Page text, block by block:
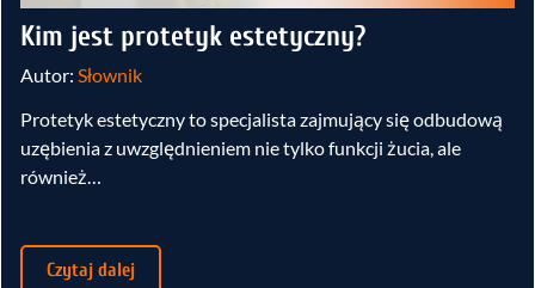
Kim jest protetyk estetyczny?
Autor: Słownik
Protetyk estetyczny to specjalista zajmujący się odbudową
uzębienia z uwzględnieniem nie tylko funkcji żucia, ale
również…
Czytaj dalej